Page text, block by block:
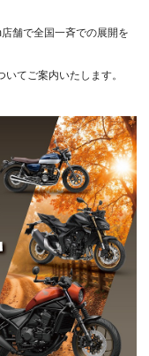
舗で全国一斉での展開を
てご案内いたします。